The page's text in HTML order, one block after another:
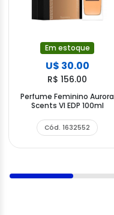
Em estoque
U$ 30.00
R$ 156.00
Perfume Feminino Aurora
Scents VI EDP 100ml
Cód. 1632552